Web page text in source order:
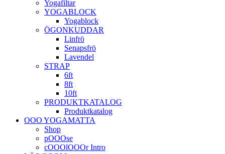
Yogafiltar
YOGABLOCK
Yogablock
ÖGONKUDDAR
Linfrö
Senapsfrö
Lavendel
STRAP
6ft
8ft
10ft
PRODUKTKATALOG
Produktkatalog
OOO YOGAMATTA
Shop
pOOOse
cOOOlOOOr Intro